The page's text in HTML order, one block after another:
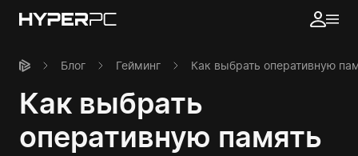
Блог Гейминг Как выбрать оперативную
Как выбрать
оперативную память